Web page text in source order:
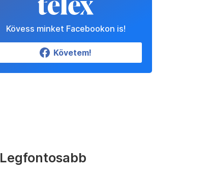
Kövess minket Facebookon is!
Követem!
Legfontosabb